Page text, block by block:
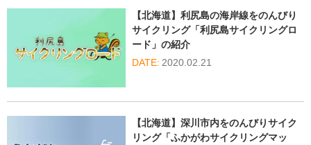
【北海道】利尻島の海岸線をのんびり
サイクリング「利尻島サイクリングロ
ード」の紹介
2020.02.21
【北海道】深川市内をのんびりサイク
リング「ふかがわサイクリングマッ